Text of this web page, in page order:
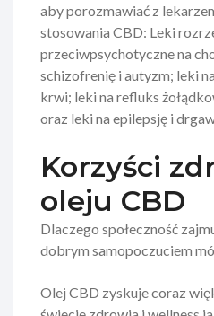
aby porozmawiać z
stosowania CBD: Leki
przeciwpsychotyczne na
schizofrenię i autyzm; leki
krwi; leki na refluks
oraz leki na epilepsję i
Korzyści
oleju CBD
Dlaczego społeczność
dobrym samopoczuciem
Olej CBD zyskuje coraz